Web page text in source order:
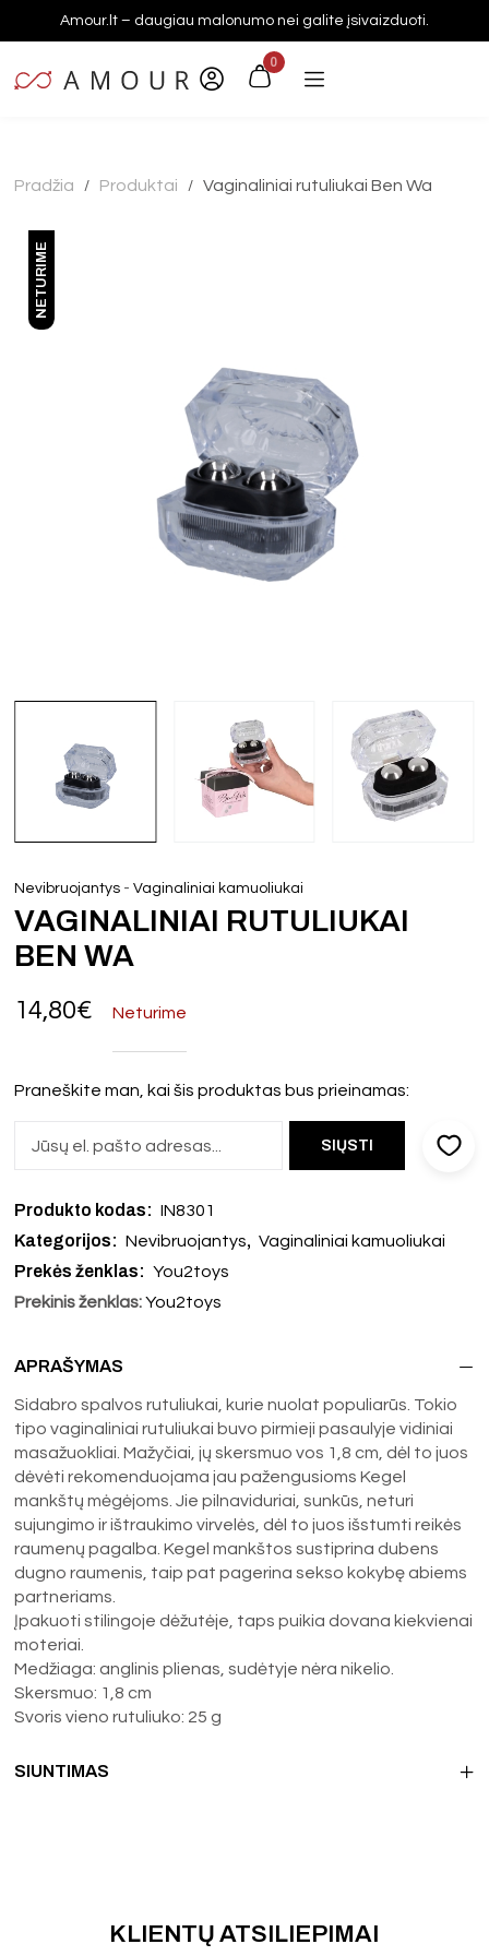
Amour.lt – daugiau malonumo nei galite įsivaizduoti.
0
Pradžia / Produktai / Vaginaliniai rutuliukai Ben Wa
NETURIME
Nevibruojantys -Vaginaliniai kamuoliukai
VAGINALINIAI RUTULIUKAI
BEN WA
14,80€ Neturime
Praneškite man, kai šis produktas bus prieinamas:
Produkto kodas: IN8301
Kategorijos: Nevibruojantys, Vaginaliniai kamuoliukai
Prekės ženklas: You2toys
Prekinis ženklas: You2toys
APRAŠYMAS
Sidabro spalvos rutuliukai, kurie nuolat populiarūs. Tokio
tipo vaginaliniai rutuliukai buvo pirmieji pasaulyje vidiniai
masažuokliai. Mažyčiai, jų skersmuo vos 1,8 cm, dėl to juos
dėvėti rekomenduojama jau pažengusioms Kegel
mankštų mėgėjoms. Jie pilnaviduriai, sunkūs, neturi
sujungimo ir ištraukimo virvelės, dėl to juos išstumti reikės
raumenų pagalba. Kegel mankštos sustiprina dubens
dugno raumenis, taip pat pagerina sekso kokybę abiems
partneriams.
Įpakuoti stilingoje dėžutėje, taps puikia dovana kiekvienai
moteriai.
Medžiaga: anglinis plienas, sudėtyje nėra nikelio.
Skersmuo: 1,8 cm
Svoris vieno rutuliuko: 25 g
SIUNTIMAS
KLIENTŲ ATSILIEPIMAI